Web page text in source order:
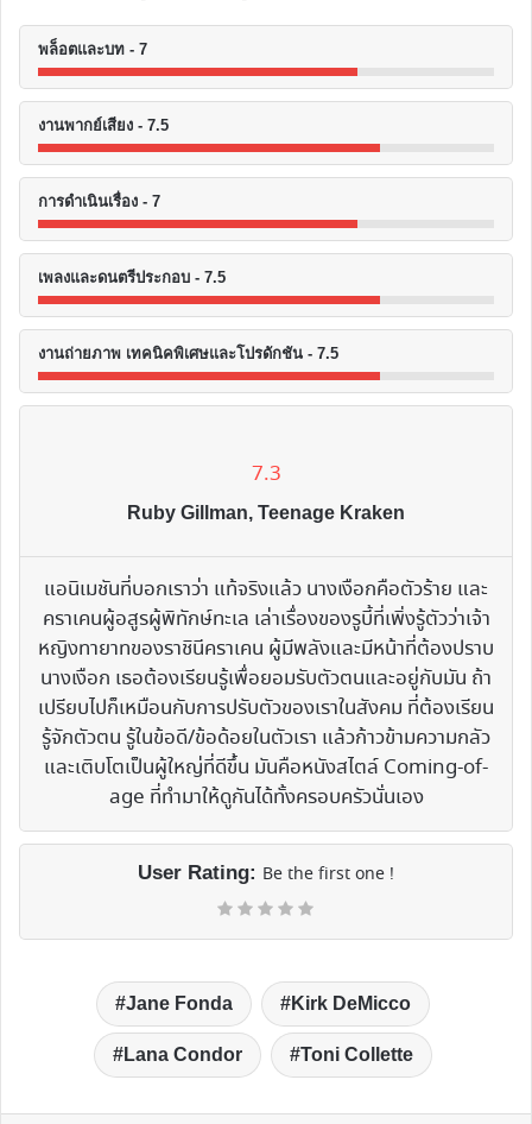
พล็อตและบท - 7
งานพากย์เสียง - 7.5
การดำเนินเรื่อง - 7
เพลงและดนตรีประกอบ - 7.5
งานถ่ายภาพ เทคนิคพิเศษและโปรดักชัน - 7.5
7.3
Ruby Gillman, Teenage Kraken
แอนิเมชันที่บอกเราว่า แท้จริงแล้ว นางเงือกคือตัวร้าย และ
คราเคนผู้อสูรผู้พิทักษ์ทะเล เล่าเรื่องของรูบี้ที่เพิ่งรู้ตัวว่าเจ้า
หญิงทายาทของราชินีคราเคน ผู้มีพลังและมีหน้าที่ต้องปราบ
นางเงือก เธอต้องเรียนรู้เพื่อยอมรับตัวตนและอยู่กับมัน ถ้า
เปรียบไปก็เหมือนกับการปรับตัวของเราในสังคม ที่ต้องเรียน
รู้จักตัวตน รู้ในข้อดี/ข้อด้อยในตัวเรา แล้วก้าวข้ามความกลัว
และเติบโตเป็นผู้ใหญ่ที่ดีขึ้น มันคือหนังสไตล์ Coming-of-
age ที่ทำมาให้ดูกันได้ทั้งครอบครัวนั่นเอง
User Rating: Be the first one !
Jane Fonda Kirk DeMicco
Lana Condor Toni Collette